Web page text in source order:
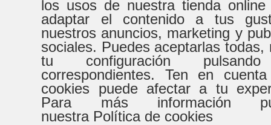
HORARIO
De Lunes a Virenes
8:30h a 20:30h
9:00h
los usos de nuestra tienda
adaptar el contenido a tus
nuestros anuncios, marketing y
sociales. Puedes aceptarlas todas,
tu configuración
correspondientes. Ten en
cookies puede afectar a tu
Para más información
nuestra Política de cookies